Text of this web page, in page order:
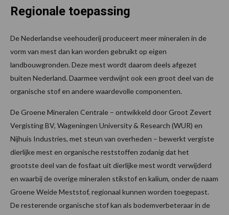
Regionale toepassing
De Nederlandse veehouderij produceert meer mineralen in de
vorm van mest dan kan worden gebruikt op eigen
landbouwgronden. Deze mest wordt daarom deels afgezet
buiten Nederland. Daarmee verdwijnt ook een groot deel van de
organische stof en andere waardevolle componenten.
De Groene Mineralen Centrale – ontwikkeld door Groot Zevert
Vergisting BV, Wageningen University & Research (WUR) en
Nijhuis Industries, met steun van overheden – bewerkt vergiste
dierlijke mest en organische reststoffen zodanig dat het
grootste deel van de fosfaat uit dierlijke mest wordt verwijderd
en waarbij de overige mineralen stikstof en kalium, onder de naam
Groene Weide Meststof, regionaal kunnen worden toegepast.
De resterende organische stof kan als bodemverbeteraar in de